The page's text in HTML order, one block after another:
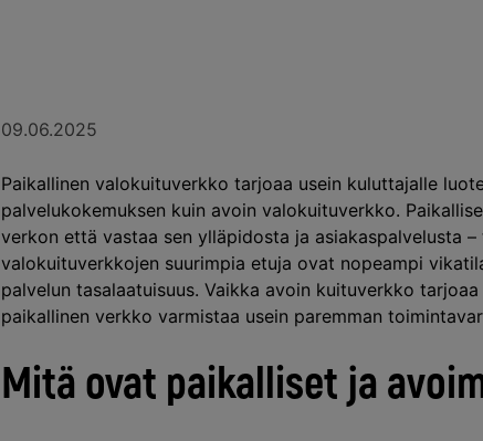
09.06.2025
Paikallinen valokuituverkko tarjoaa usein kuluttajalle
palvelukokemuksen kuin avoin valokuituverkko.
verkon että vastaa sen ylläpidosta ja asiakaspalvelusta
valokuituverkkojen suurimpia etuja ovat nopeampi
palvelun tasalaatuisuus. Vaikka avoin kuituverkko
paikallinen verkko varmistaa usein paremman
Mitä ovat paikalliset ja